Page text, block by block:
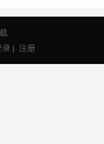
录 | 注册